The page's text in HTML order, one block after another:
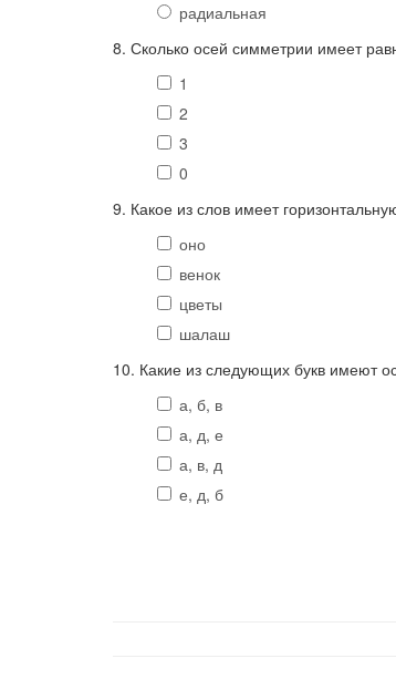
радиальная
8. Сколько осей симметрии имеет
1
2
3
0
9. Какое из слов имеет
оно
венок
цветы
шалаш
10. Какие из следующих букв имеют
а, б, в
а, д, е
а, в, д
е, д, б